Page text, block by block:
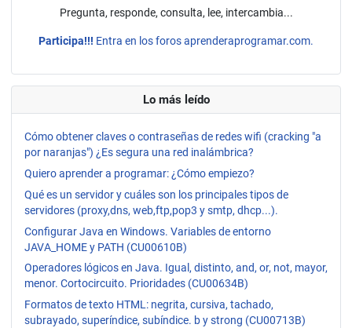
Pregunta, responde, consulta, lee, intercambia...
Participa!!! Entra en los foros aprenderaprogramar.com.
Lo más leído
Cómo obtener claves o contraseñas de redes wifi (cracking "a
por naranjas") ¿Es segura una red inalámbrica?
Quiero aprender a programar: ¿Cómo empiezo?
Qué es un servidor y cuáles son los principales tipos de
servidores (proxy,dns, web,ftp,pop3 y smtp, dhcp...).
Configurar Java en Windows. Variables de entorno
JAVA_HOME y PATH (CU00610B)
Operadores lógicos en Java. Igual, distinto, and, or, not, mayor,
menor. Cortocircuito. Prioridades (CU00634B)
Formatos de texto HTML: negrita, cursiva, tachado,
subrayado, superíndice, subíndice. b y strong (CU00713B)